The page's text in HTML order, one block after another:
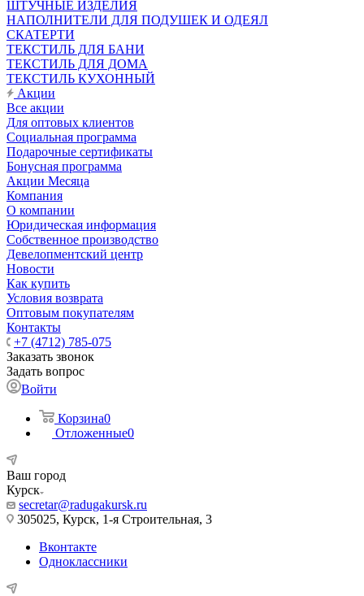
ШТУЧНЫЕ ИЗДЕЛИЯ
НАПОЛНИТЕЛИ ДЛЯ ПОДУШЕК И ОДЕЯЛ
СКАТЕРТИ
ТЕКСТИЛЬ ДЛЯ БАНИ
ТЕКСТИЛЬ ДЛЯ ДОМА
ТЕКСТИЛЬ КУХОННЫЙ
Акции
Все акции
Для оптовых клиентов
Социальная программа
Подарочные сертификаты
Бонусная программа
Акции Месяца
Компания
О компании
Юридическая информация
Собственное производство
Девелопментский центр
Новости
Как купить
Условия возврата
Оптовым покупателям
Контакты
+7 (4712) 785-075
Заказать звонок
Задать вопрос
Войти
Корзина0
Отложенные0
Ваш город
Курск
secretar@radugakursk.ru
305025, Курск, 1-я Строительная, 3
Вконтакте
Одноклассники